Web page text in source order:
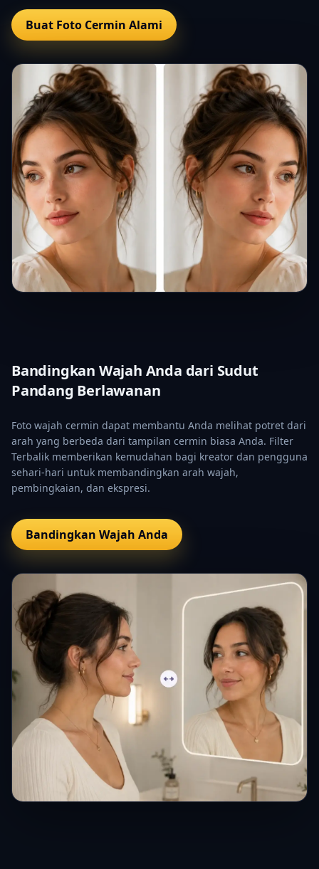
Buat Foto Cermin Alami
Bandingkan Wajah Anda dari Sudut
Pandang Berlawanan
Foto wajah cermin dapat membantu Anda melihat potret dari
arah yang berbeda dari tampilan cermin biasa Anda. Filter
Terbalik memberikan kemudahan bagi kreator dan pengguna
sehari-hari untuk membandingkan arah wajah,
pembingkaian, dan ekspresi.
Bandingkan Wajah Anda